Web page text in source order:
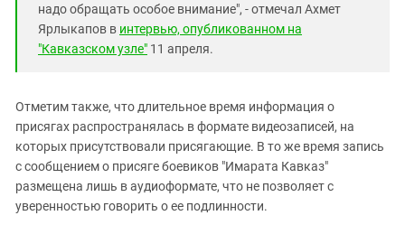
надо обращать особое внимание", - отмечал Ахмет
Ярлыкапов в интервью, опубликованном на
"Кавказском узле" 11 апреля.
Отметим также, что длительное время информация о
присягах распространялась в формате видеозаписей, на
которых присутствовали присягающие. В то же время запись
с сообщением о присяге боевиков "Имарата Кавказ"
размещена лишь в аудиоформате, что не позволяет с
уверенностью говорить о ее подлинности.